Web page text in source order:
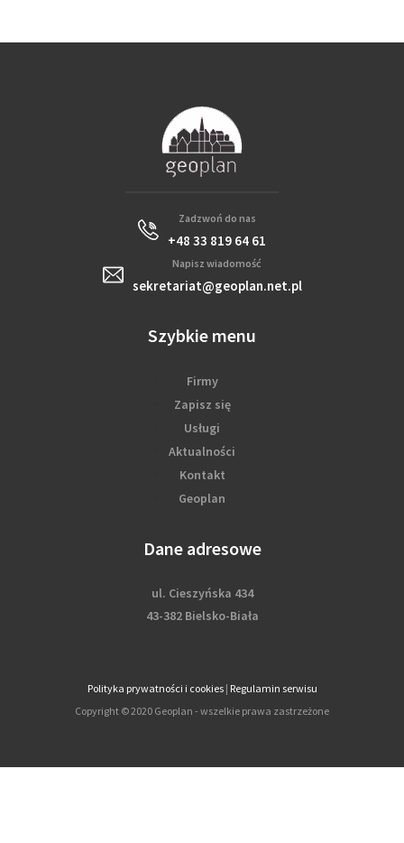
Zadzwoń do nas
+48 33 819 64 61
Napisz wiadomość
sekretariat@geoplan.net.pl
Szybkie menu
Firmy
Zapisz się
Usługi
Aktualności
Kontakt
Geoplan
Dane adresowe
ul. Cieszyńska 434
43-382 Bielsko-Biała
Polityka prywatności i cookies| Regulamin serwisu
Copyright © 2020 Geoplan - wszelkie prawa zastrzeżone